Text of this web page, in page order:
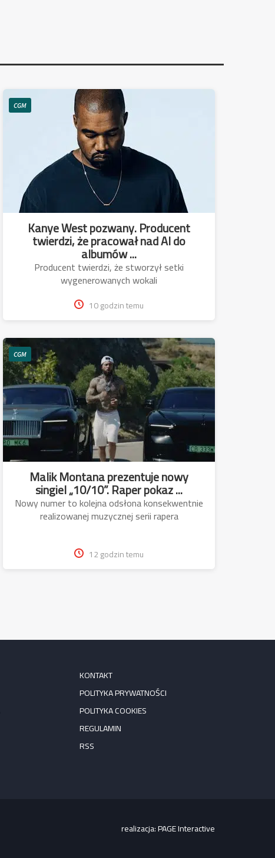
CGM
Kanye West pozwany. Producent
twierdzi, że pracował nad AI do
albumów ...
Producent twierdzi, że stworzył setki
wygenerowanych wokali
10 godzin temu
CGM
Malik Montana prezentuje nowy
singiel „10/10”. Raper pokaz ...
Nowy numer to kolejna odsłona konsekwentnie
realizowanej muzycznej serii rapera
12 godzin temu
KONTAKT
POLITYKA PRYWATNOŚCI
POLITYKA COOKIES
REGULAMIN
RSS
realizacja:PAGE Interactive